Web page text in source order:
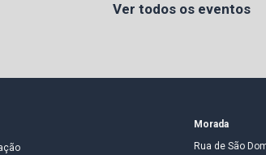
Ver todos os eventos
Morada
Rua de São